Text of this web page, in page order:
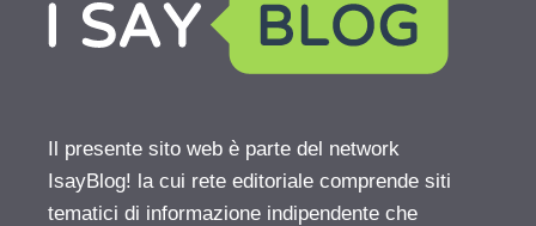
Il presente sito web è parte del network
IsayBlog! la cui rete editoriale comprende siti
tematici di informazione indipendente che